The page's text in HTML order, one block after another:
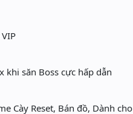
khi săn Boss cực hấp dẫn
Cày Reset, Bán đồ, Dành cho